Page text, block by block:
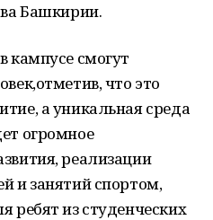
Башкирии.
кампусе смогут
что это
а уникальная среда
огромное
реализации
и занятий спортом,
ребят из студенческих